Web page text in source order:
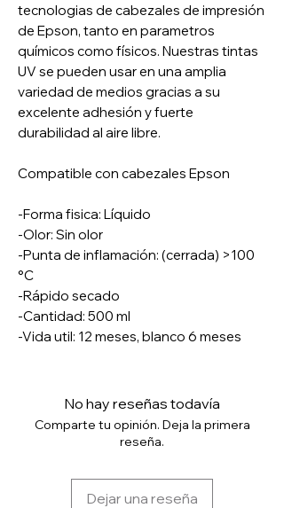
tecnologias de cabezales de impresión
de Epson, tanto en parametros
químicos como físicos. Nuestras tintas
UV se pueden usar en una amplia
variedad de medios gracias a su
excelente adhesión y fuerte
durabilidad al aire libre.
Compatible con cabezales Epson
-Forma fisica: Líquido
-Olor: Sin olor
-Punta de inflamación: (cerrada) >100
°C
-Rápido secado
-Cantidad: 500 ml
-Vida util: 12 meses, blanco 6 meses
No hay reseñas todavía
Comparte tu opinión. Deja la primera
reseña.
Dejar una reseña